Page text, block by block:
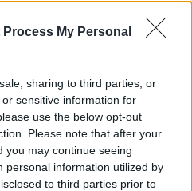
Process My Personal
sharing to third parties, or
sensitive information for
use the below opt-out
Please note that after your
you may continue seeing
personal information utilized by
to third parties prior to
les troubles du
menstruel ?
même heure chaque jour
biologique. Éviter les
une ambiance
l’endormissement.